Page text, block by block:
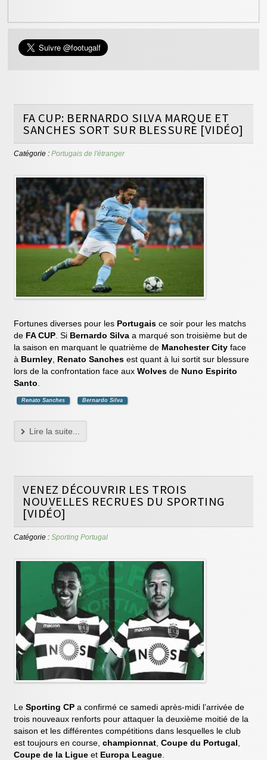
FA CUP: BERNARDO SILVA MARQUE ET
SANCHES SORT SUR BLESSURE [VIDÉO]
Catégorie :Portugais de l'étranger
Fortunes diverses pour les Portugais ce soir pour les matchs
deFA CUP. Si Bernardo Silva a marqué son troisième but de
la saison en marquant le quatrième de Manchester City face
àBurnley, Renato Sanches est quant à lui sortit sur blessure
lors de la confrontation face auxWolves de Nuno Espirito
Santo.
Renato Sanches Bernardo Silva
Lire la suite...
VENEZ DÉCOUVRIR LES TROIS
NOUVELLES RECRUES DU SPORTING
[VIDÉO]
Catégorie :Sporting Portugal
LeSporting CP a confirmé ce samedi après-midi l’arrivée de
trois nouveaux renforts pour attaquer la deuxième moitié de la
saison et les différentes compétitions dans lesquelles le club
est toujours en course,championnat,Coupe du Portugal ,
Coupe de la Ligue et Europa League.